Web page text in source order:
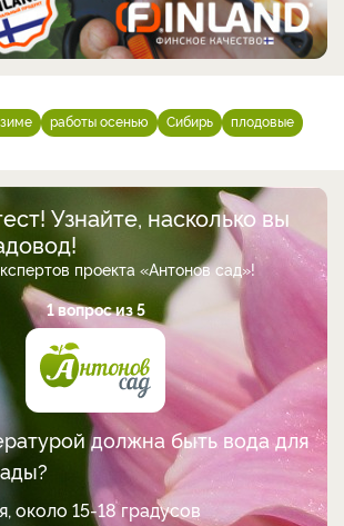
работы осенью Сибирь плодовые
Узнайте, насколько вы
проекта «Антонов сад»!
1 вопрос из 5
должна быть вода для
около 15-18 градусов